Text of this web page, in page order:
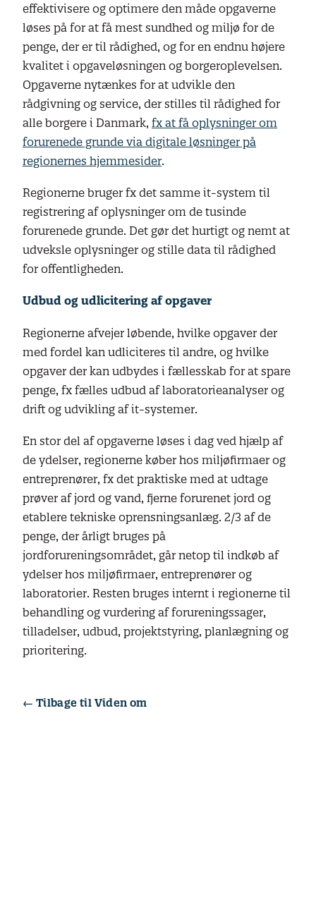
effektivisere og optimere den måde opgaverne
løses på for at få mest sundhed og miljø for de
penge, der er til rådighed, og for en endnu højere
kvalitet i opgaveløsningen og borgeroplevelsen.
Opgaverne nytænkes for at udvikle den
rådgivning og service, der stilles til rådighed for
alle borgere i Danmark, fx at få oplysninger om
forurenede grunde via digitale løsninger på
regionernes hjemmesider.
Regionerne bruger fx det samme it-system til
registrering af oplysninger om de tusinde
forurenede grunde. Det gør det hurtigt og nemt at
udveksle oplysninger og stille data til rådighed
for offentligheden.
Udbud og udlicitering af opgaver
Regionerne afvejer løbende, hvilke opgaver der
med fordel kan udliciteres til andre, og hvilke
opgaver der kan udbydes i fællesskab for at spare
penge, fx fælles udbud af laboratorieanalyser og
drift og udvikling af it-systemer.
En stor del af opgaverne løses i dag ved hjælp af
de ydelser, regionerne køber hos miljøfirmaer og
entreprenører, fx det praktiske med at udtage
prøver af jord og vand, fjerne forurenet jord og
etablere tekniske oprensningsanlæg. 2/3 af de
penge, der årligt bruges på
jordforureningsområdet, går netop til indkøb af
ydelser hos miljøfirmaer, entreprenører og
laboratorier. Resten bruges internt i regionerne til
behandling og vurdering af forureningssager,
tilladelser, udbud, projektstyring, planlægning og
prioritering.
← Tilbage til Viden om